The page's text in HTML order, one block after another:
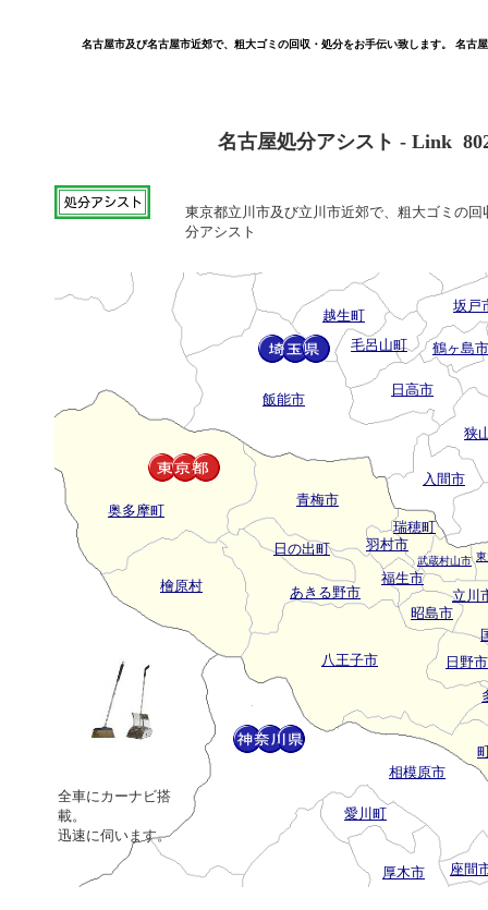
名古屋市及び名古屋市近郊で、粗大ゴミの回収・処分をお手伝い致します。 名古
名古屋処分アシスト - Link
坂戸
越生町
立川
あきる野市
東京都立川市及び立川市近郊で、粗大ゴミの
分アシスト
飯能市
日野市
全車にカーナビ搭
載。
迅速に伺います。
瑞穂町
八王子市
日高市
日の出町 羽村市
鶴ヶ島市
毛呂山町
入間市
武蔵村山市
狭
檜原村 福生市
青梅市
奥多摩町
昭島市
厚木市 座間
相模原市
愛川町